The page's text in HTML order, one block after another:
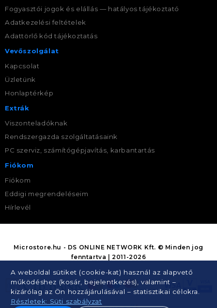
Fogyasztói jogok és elállás — hatályos tájékoztató
Adatkezelési feltételek
Adattörlő kód tájékoztatás
Vevőszolgálat
Kapcsolat
Üzletünk
Honlaptérkép
Extrák
Viszonteladóknak
Rendszergazda szolgáltatásaink
PC szerviz, számítógépjavítás, karbantartás
Fiókom
Fiókom
Eddigi megrendeléseim
Hírlevél
A weboldal sütiket (cookie-kat) használ az alapvető
működéshez (kosár, bejelentkezés), valamint –
kizárólag az Ön hozzájárulásával – statisztikai célokra.
Részletek: Süti szabályzat
Microstore.hu - DS ONLINE NETWORK Kft. © Minden jog
fenntartva | 2011-2026